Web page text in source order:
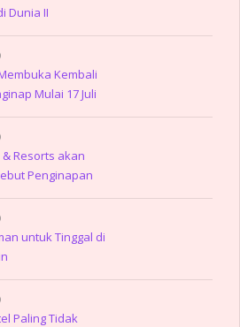
Dunia II
Kembali
Mulai 17 Juli
& Resorts akan
Penginapan
untuk Tinggal di
Paling Tidak